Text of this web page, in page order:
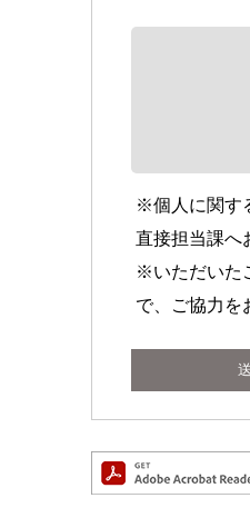
※個人に関す
直接担当課へ
※いただいた
で、ご協力を